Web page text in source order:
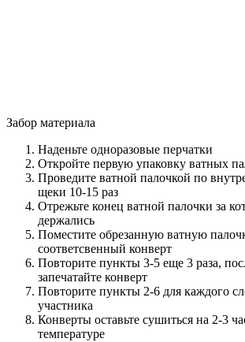
Забор материала
Наденьте одноразовые перчатки
Откройте первую упаковку ватных
Проведите ватной палочкой по
щеки 10-15 раз
Отрежьте конец ватной палочки за
держались
Поместите обрезанную ватную
соответсвенный конверт
Повторите пункты 3-5 еще 3 раза,
запечатайте конверт
Повторите пункты 2-6 для каждого
участника
Конверты оставьте сушиться на 2-3
температуре